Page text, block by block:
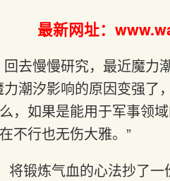
最新网址：
去慢慢研究，最近魔
力潮汐影响的原因变强
，如果是能用于军事领
不行也无伤大雅。”
锻炼气血的心法抄了